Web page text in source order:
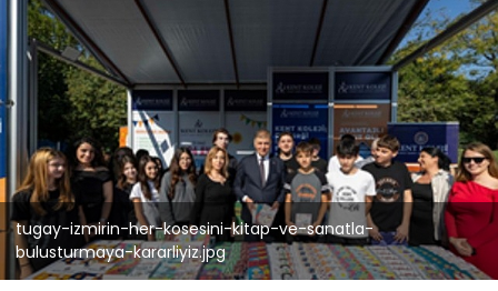
tugay-izmirin-her-kosesini-kitap-ve-sanatla-
bulusturmaya-kararliyiz.jpg